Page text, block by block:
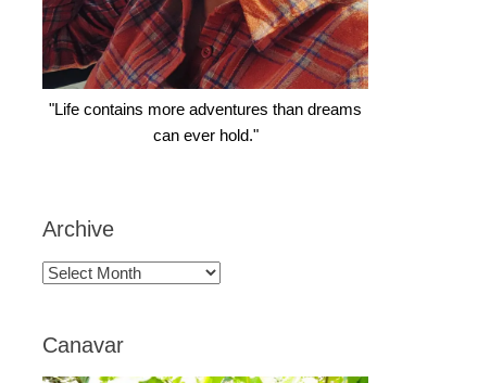
"Life contains more adventures than dreams
can ever hold."
Archive
Archive
Canavar